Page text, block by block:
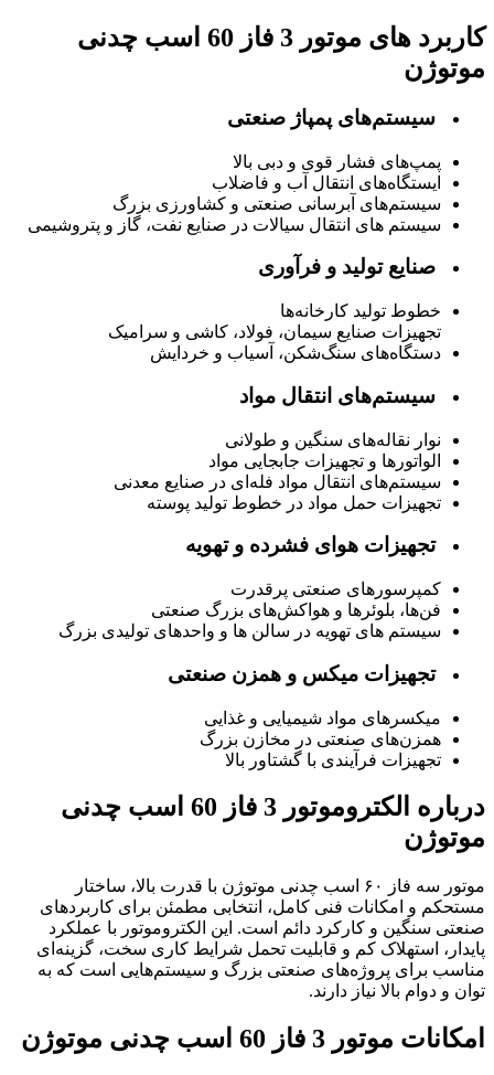
کاربرد های موتور 3 فاز 60 اسب چدنی
موتوژن
سیستم‌های پمپاژ صنعتی
پمپ‌های فشار قوی و دبی بالا
ایستگاه‌های انتقال آب و فاضلاب
سیستم‌های آبرسانی صنعتی و کشاورزی بزرگ
سیستم های انتقال سیالات در صنایع نفت، گاز و پتروشیمی
صنایع تولید و فرآوری
خطوط تولید کارخانه‌ها
تجهیزات صنایع سیمان، فولاد، کاشی و سرامیک
دستگاه‌های سنگ‌شکن، آسیاب و خردایش
سیستم‌های انتقال مواد
نوار نقاله‌های سنگین و طولانی
الواتورها و تجهیزات جابجایی مواد
سیستم‌های انتقال مواد فله‌ای در صنایع معدنی
تجهیزات حمل مواد در خطوط تولید پوسته
تجهیزات هوای فشرده و تهویه
کمپرسورهای صنعتی پرقدرت
فن‌ها، بلوئرها و هواکش‌های بزرگ صنعتی
سیستم های تهویه در سالن ها و واحدهای تولیدی بزرگ
تجهیزات میکس و همزن صنعتی
میکسرهای مواد شیمیایی و غذایی
همزن‌های صنعتی در مخازن بزرگ
تجهیزات فرآیندی با گشتاور بالا
درباره الکتروموتور 3 فاز 60 اسب چدنی
موتوژن
موتور سه فاز ۶۰ اسب چدنی موتوژن با قدرت بالا، ساختار
مستحکم و امکانات فنی کامل، انتخابی مطمئن برای کاربردهای
صنعتی سنگین و کارکرد دائم است. این الکتروموتور با عملکرد
پایدار، استهلاک کم و قابلیت تحمل شرایط کاری سخت، گزینه‌ای
مناسب برای پروژه‌های صنعتی بزرگ و سیستم‌هایی است که به
توان و دوام بالا نیاز دارند.
امکانات موتور 3 فاز 60 اسب چدنی موتوژن